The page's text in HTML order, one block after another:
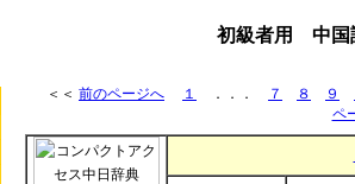
初級者用 中国
＜＜ 前のページへ １ ．．． ７ ８ ９
ペ